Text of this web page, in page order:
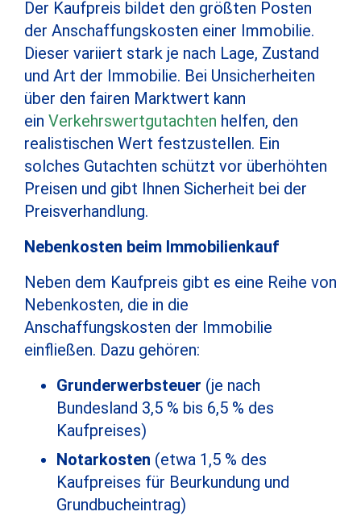
Der Kaufpreis bildet den größten Posten
der Anschaffungskosten einer Immobilie.
Dieser variiert stark je nach Lage, Zustand
und Art der Immobilie. Bei Unsicherheiten
über den fairen Marktwert kann
ein Verkehrswertgutachten helfen, den
realistischen Wert festzustellen. Ein
solches Gutachten schützt vor überhöhten
Preisen und gibt Ihnen Sicherheit bei der
Preisverhandlung.
Nebenkosten beim Immobilienkauf
Neben dem Kaufpreis gibt es eine Reihe von
Nebenkosten, die in die
Anschaffungskosten der Immobilie
einfließen. Dazu gehören:
Grunderwerbsteuer (je nach
Bundesland 3,5 % bis 6,5 % des
Kaufpreises)
Notarkosten (etwa 1,5 % des
Kaufpreises für Beurkundung und
Grundbucheintrag)